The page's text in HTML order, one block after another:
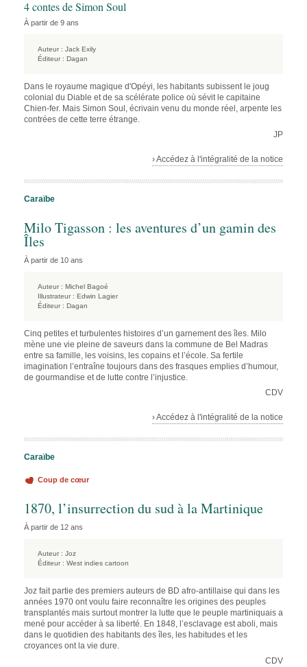
4 contes de Simon Soul
À partir de 9 ans
Auteur : Jack Exily
Éditeur : Dagan
Dans le royaume magique d'Opéyi, les habitants subissent le joug
colonial du Diable et de sa scélérate police où sévit le capitaine
Chien-fer. Mais Simon Soul, écrivain venu du monde réel, arpente les
contrées de cette terre étrange.
JP
› Accédez à l'intégralité de la notice
Caraïbe
Milo Tigasson : les aventures d’un gamin des
Îles
À partir de 10 ans
Auteur : Michel Bagoé
Illustrateur : Edwin Lagier
Éditeur : Dagan
Cinq petites et turbulentes histoires d’un garnement des îles. Milo
mène une vie pleine de saveurs dans la commune de Bel Madras
entre sa famille, les voisins, les copains et l’école. Sa fertile
imagination l’entraîne toujours dans des frasques emplies d’humour,
de gourmandise et de lutte contre l’injustice.
CDV
› Accédez à l'intégralité de la notice
Caraïbe
Coup de cœur
1870, l’insurrection du sud à la Martinique
À partir de 12 ans
Auteur : Joz
Éditeur : West indies cartoon
Joz fait partie des premiers auteurs de BD afro-antillaise qui dans les
années 1970 ont voulu faire reconnaître les origines des peuples
transplantés mais surtout montrer la lutte que le peuple martiniquais a
mené pour accéder à sa liberté. En 1848, l’esclavage est aboli, mais
dans le quotidien des habitants des îles, les habitudes et les
croyances ont la vie dure.
CDV